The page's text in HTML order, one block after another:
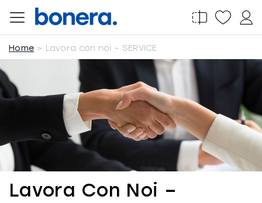
Salta
contenuto
Home Lavora con noi – SERVICE
Lavora Con Noi –